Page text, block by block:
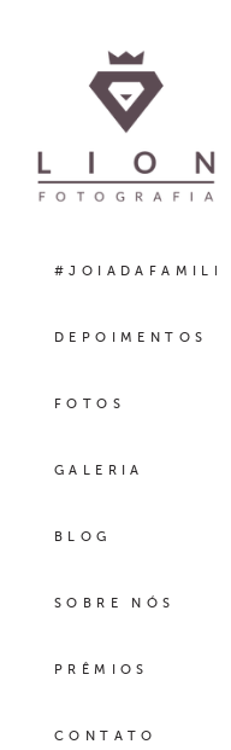
#JOIADAFAMILIA
DEPOIMENTOS
FOTOS
GALERIA
BLOG
SOBRE NÓS
PRÊMIOS
CONTATO